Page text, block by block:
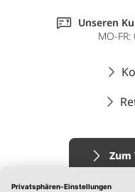
Unseren
MO-